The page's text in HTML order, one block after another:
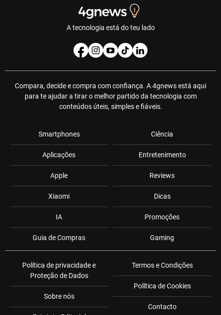
A tecnologia está do teu lado
Compara, decide e compra com confiança. A 4gnews está aqui
para te ajudar a tirar o melhor partido da tecnologia com
conteúdos úteis, simples e fiáveis.
Smartphones
Aplicações
Apple
Xiaomi
IA
Guia de Compras
Ciência
Entretenimento
Reviews
Dicas
Promoções
Gaming
Política de privacidade e
Proteção de Dados
Sobre nós
Termos e Condições
Política de Cookies
Contacto